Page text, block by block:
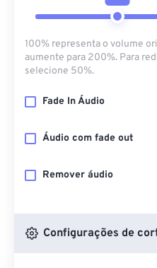
100% representa o volume
aumente para 200%. Para
selecione 50%.
Fade In Áudio
Áudio com fade out
Remover áudio
Configurações de